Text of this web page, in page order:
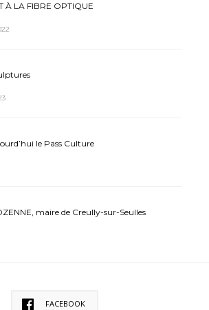
À LA FIBRE OPTIQUE
le Pass Culture
maire de Creully-sur-Seulles
FACEBOOK